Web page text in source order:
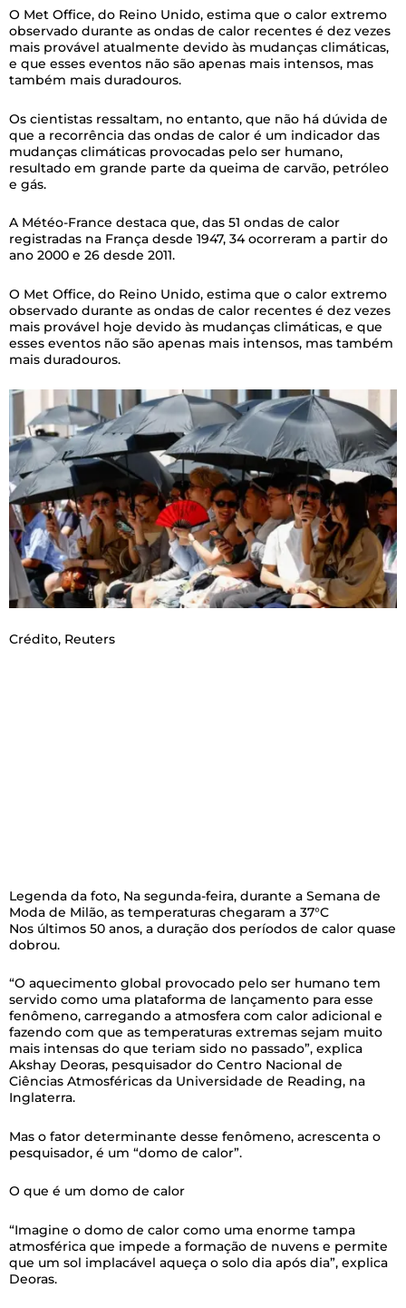
O Met Office, do Reino Unido, estima que o calor extremo
observado durante as ondas de calor recentes é dez vezes
mais provável atualmente devido às mudanças climáticas,
e que esses eventos não são apenas mais intensos, mas
também mais duradouros.
Os cientistas ressaltam, no entanto, que não há dúvida de
que a recorrência das ondas de calor é um indicador das
mudanças climáticas provocadas pelo ser humano,
resultado em grande parte da queima de carvão, petróleo
e gás.
A Météo-France destaca que, das 51 ondas de calor
registradas na França desde 1947, 34 ocorreram a partir do
ano 2000 e 26 desde 2011.
O Met Office, do Reino Unido, estima que o calor extremo
observado durante as ondas de calor recentes é dez vezes
mais provável hoje devido às mudanças climáticas, e que
esses eventos não são apenas mais intensos, mas também
mais duradouros.
Crédito, Reuters
Legenda da foto, Na segunda-feira, durante a Semana de
Moda de Milão, as temperaturas chegaram a 37°C
Nos últimos 50 anos, a duração dos períodos de calor quase
dobrou.
“O aquecimento global provocado pelo ser humano tem
servido como uma plataforma de lançamento para esse
fenômeno, carregando a atmosfera com calor adicional e
fazendo com que as temperaturas extremas sejam muito
mais intensas do que teriam sido no passado”, explica
Akshay Deoras, pesquisador do Centro Nacional de
Ciências Atmosféricas da Universidade de Reading, na
Inglaterra.
Mas o fator determinante desse fenômeno, acrescenta o
pesquisador, é um “domo de calor”.
O que é um domo de calor
“Imagine o domo de calor como uma enorme tampa
atmosférica que impede a formação de nuvens e permite
que um sol implacável aqueça o solo dia após dia”, explica
Deoras.